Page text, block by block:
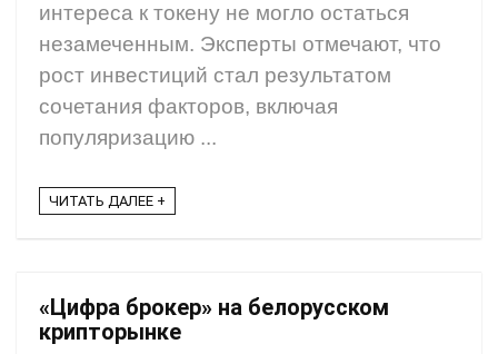
интереса к токену не могло остаться
незамеченным. Эксперты отмечают, что
рост инвестиций стал результатом
сочетания факторов, включая
популяризацию ...
ЧИТАТЬ ДАЛЕЕ +
«Цифра брокер» на белорусском
крипторынке